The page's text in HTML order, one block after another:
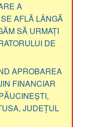
A
AFLĂ LÂNGĂ
SĂ URMAȚI
DE
APROBAREA
FINANCIAR
JUDEȚUL